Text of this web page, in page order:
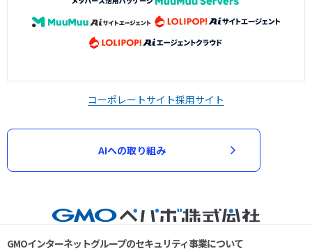
コーポレートサイト採用サイト
AIへの取り組み
GMOインターネットグループのセキュリティ事業について